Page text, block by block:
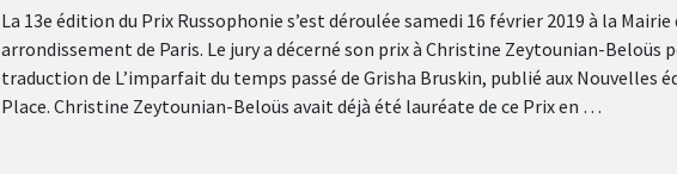
La 13e édition du Prix Russophonie s’est déroulée samedi 16 février 2019 à la Mairie
arrondissement de Paris. Le jury a décerné son prix à Christine Zeytounian-Beloüs
traduction de L’imparfait du temps passé de Grisha Bruskin, publié aux Nouvelles
Place. Christine Zeytounian-Beloüs avait déjà été lauréate de ce Prix en …